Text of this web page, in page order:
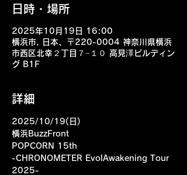
日時・場所
2025年10月19日 16:00
横浜市, 日本、〒220-0004 神奈川県横浜
市西区北幸２丁目７−１０ 高見澤ビルディン
グ B1F
詳細
2025/10/19(日)
横浜BuzzFront
POPCORN 15th
-CHRONOMETER EvolAwakening Tour
2025-